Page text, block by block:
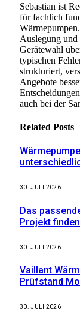
Sebastian ist
für fachlich
Auslegung und
Gerätewahl
typischen
strukturiert,
Angebote
auch bei der
Related Posts
30. JULI 2026
Das
Projekt finden
30. JULI 2026
Vaillant
Prüfstand
30. JULI 2026